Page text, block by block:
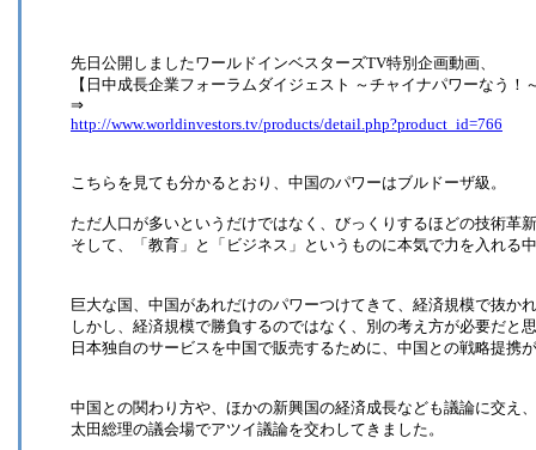
先日公開しましたワールドインベスターズTV特別企画動画、
【日中成長企業フォーラムダイジェスト ～チャイナパワーなう！
⇒
http://www.worldinvestors.tv/products/detail.php?product_id=766
こちらを見ても分かるとおり、中国のパワーはブルドーザ級。
ただ人口が多いというだけではなく、びっくりするほどの技術革
そして、「教育」と「ビジネス」というものに本気で力を入れる
巨大な国、中国があれだけのパワーつけてきて、経済規模で抜か
しかし、経済規模で勝負するのではなく、別の考え方が必要だと
日本独自のサービスを中国で販売するために、中国との戦略提携
中国との関わり方や、ほかの新興国の経済成長なども議論に交え、
太田総理の議会場でアツイ議論を交わしてきました。